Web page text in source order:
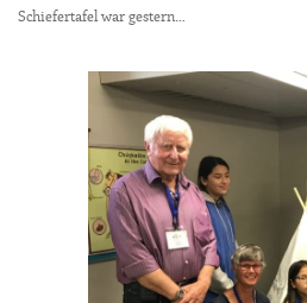
Schiefertafel war gestern…